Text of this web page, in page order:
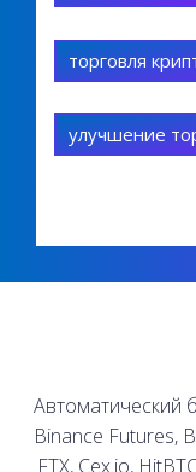
торговля
улучшение
Автоматический
Binance Futures,
FTX, Cex.io,